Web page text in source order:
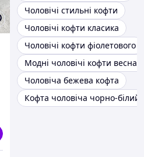
Чоловічі стильні кофти
Чоловічі кофти класика
Чоловічі кофти фіолетового
Модні чоловічі кофти весна
Чоловіча бежева кофта
Кофта чоловіча чорно-білий